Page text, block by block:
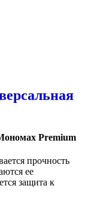
Premium
прочность
ее
защита к